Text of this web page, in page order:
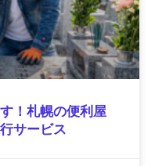
！札幌の便利屋
サービス